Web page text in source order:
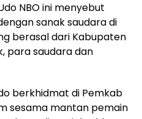
NBO ini menyebut
sanak saudara di
berasal dari Kabupaten
para saudara dan
berkhidmat di Pemkab
sesama mantan pemain